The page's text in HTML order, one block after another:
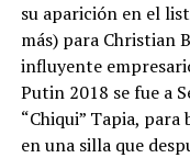
su aparición en el
más) para Christian
influyente
Putin 2018 se fue a
“Chiqui” Tapia,
en una silla que